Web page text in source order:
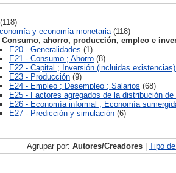
(118)
y economía monetaria (118)
Consumo, ahorro, producción, empleo e
E20 - Generalidades (1)
E21 - Consumo ; Ahorro (8)
E22 - Capital ; Inversión (incluidas
E23 - Producción (9)
E24 - Empleo ; Desempleo ; Salarios (68)
E25 - Factores agregados de la distribución de
E26 - Economía informal ; Economía
E27 - Predicción y simulación (6)
Agrupar por: Autores/Creadores | Tipo